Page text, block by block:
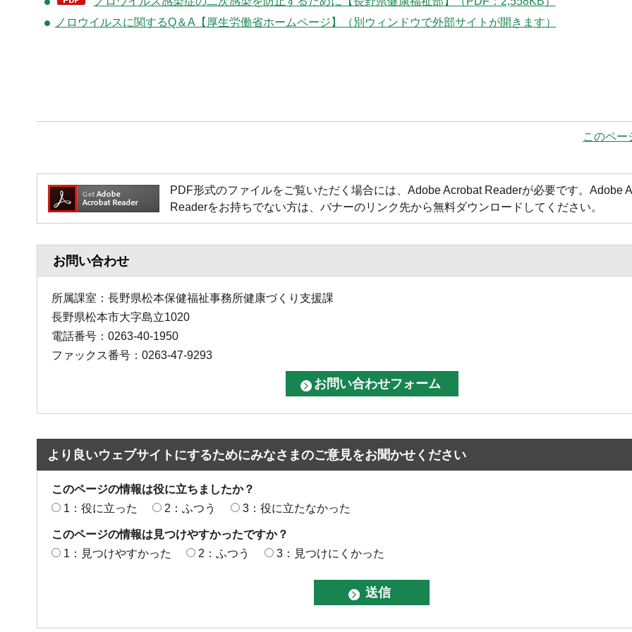
ノロウイルスに関するQ＆A【厚生労働省ホームページ】（別ウィンドウで外部サイトが開きます）
このペ
PDF形式のファイルをご覧いただく場合には、Adobe Acrobat Readerが必要です。Adobe
Readerをお持ちでない方は、バナーのリンク先から無料ダウンロードしてください。
お問い合わせ
所属課室：長野県松本保健福祉事務所健康づくり支援課
長野県松本市大字島立1020
電話番号：0263-40-1950
ファックス番号：0263-47-9293
より良いウェブサイトにするためにみなさまのご意見をお聞かせください
このページの情報は役に立ちましたか？
1：役に立った
2：ふつう 3：役に立たなかった
このページの情報は見つけやすかったですか？
1：見つけやすかった
2：ふつう 3：見つけにくかった